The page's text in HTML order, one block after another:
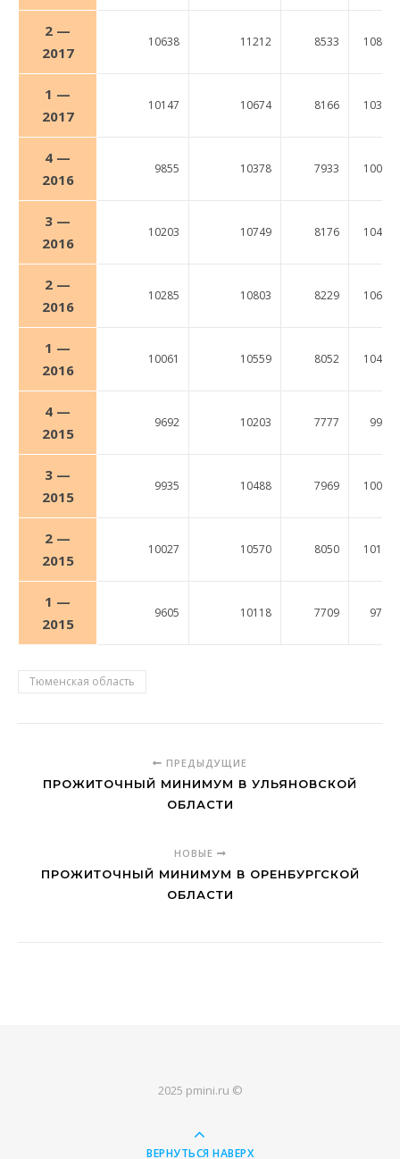
2 —
2017
10638 11212 8533 10832
1 —
2017
10147 10674 8166 10385
4 —
2016
9855 10378 7933 10031
3 —
2016
10203 10749 8176 10414
2 —
2016
10285 10803 8229 10630
1 —
2016
10061 10559 8052 10423
4 —
2015
9692 10203 7777 9912
3 —
2015
9935 10488 7969 10058
2 —
2015
10027 10570 8050 10195
1 —
2015
9605 10118 7709 9799
Тюменская область
ПРЕДЫДУЩИЕ
ПРОЖИТОЧНЫЙ МИНИМУМ В УЛЬЯНОВСКОЙ
ОБЛАСТИ
НОВЫЕ
ПРОЖИТОЧНЫЙ МИНИМУМ В ОРЕНБУРГСКОЙ
ОБЛАСТИ
2025 pmini.ru ©
ВЕРНУТЬСЯ НАВЕРХ